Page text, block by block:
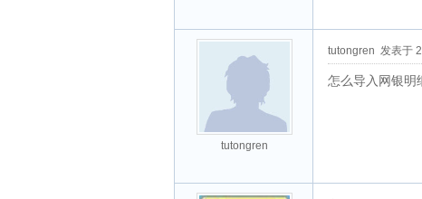
tutongren
tutongren 发表于
怎么导入网银明